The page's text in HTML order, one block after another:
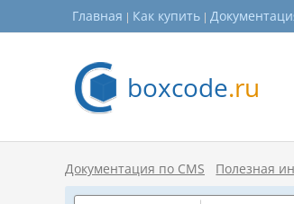
Главная Как купить
boxcode.ru
Документация по CMS Полезная